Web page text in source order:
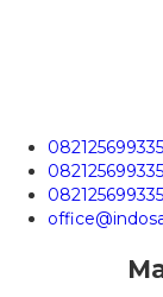
082125699335
082125699335
082125699335